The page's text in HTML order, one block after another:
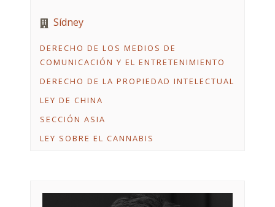
Sídney
DERECHO DE LOS MEDIOS DE
COMUNICACIÓN Y EL ENTRETENIMIENTO
DERECHO DE LA PROPIEDAD INTELECTUAL
LEY DE CHINA
SECCIÓN ASIA
LEY SOBRE EL CANNABIS